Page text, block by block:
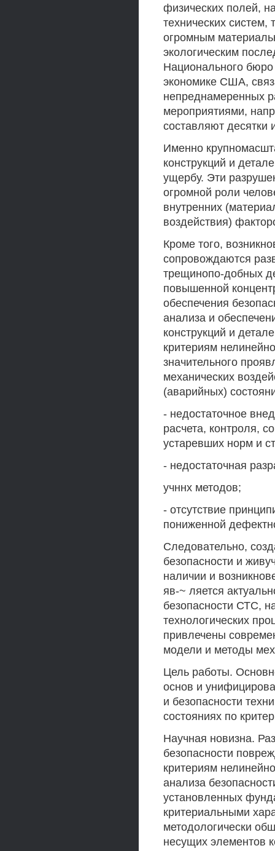
физических полей,
технических систем,
огромным
экологическим
Национального
экономике США,
непреднамеренных
мероприятиями,
составляют десятки
Именно
конструкций и
ущербу. Эти
огромной роли
внутренних
воздействия)
Кроме того,
сопровождаются
трещинопо-добных
повышенной
обеспечения
анализа и
конструкций и
критериям
значительного
механических
(аварийных)
- недостаточное
расчета, контроля,
устаревших норм и
- недостаточная
учннх методов;
- отсутствие
пониженной
Следовательно,
безопасности и
наличии и
яв-~ ляется
безопасности СТС,
технологических
привлечены
модели и методы
Цель работы.
основ и
и безопасности
состояниях по
Научная новизна.
безопасности
критериям
анализа
установленных
критериальными
методологически
несущих элементов